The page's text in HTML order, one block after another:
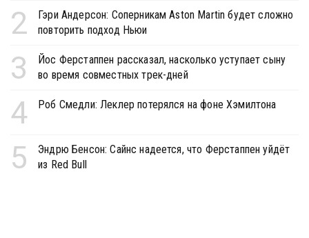
2
Гэри Андерсон: Соперникам Aston Martin будет сложно
повторить подход Ньюи
3
Йос Ферстаппен рассказал, насколько уступает сыну
во время совместных трек-дней
4 Роб Смедли: Леклер потерялся на фоне Хэмилтона
5
Эндрю Бенсон: Сайнс надеется, что Ферстаппен уйдёт
из Red Bull